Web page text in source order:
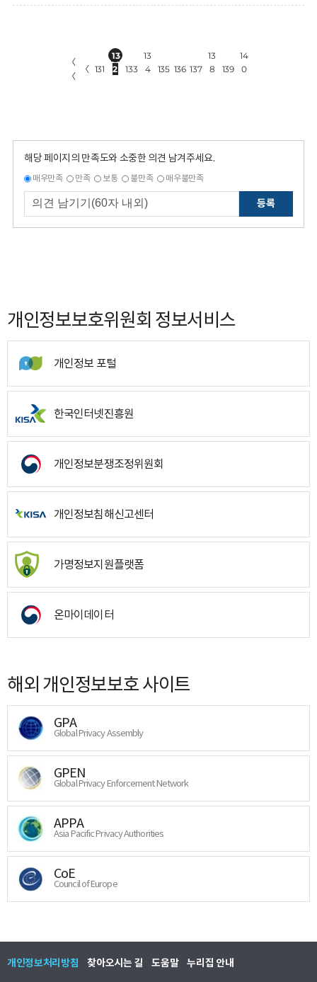
〈
〈
〈 131
13
2
133
13
4
135 136 137
13
8
139
14
0
해당 페이지의 만족도와 소중한 의견 남겨주세요.
매우만족 만족 보통 불만족 매우불만족
등록
개인정보보호위원회 정보서비스
개인정보 포털
한국인터넷진흥원
개인정보분쟁조정위원회
개인정보침해신고센터
가명정보지원플랫폼
온마이데이터
해외 개인정보보호 사이트
GPA
Global Privacy Assembly
GPEN
Global Privacy Enforcement Network
APPA
Asia Pacific Privacy Authorities
CoE
Council of Europe
개인정보처리방침 찾아오시는 길 도움말 누리집 안내